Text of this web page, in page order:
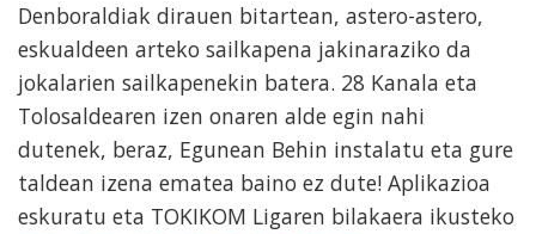
Denboraldiak dirauen bitartean, astero-astero,
eskualdeen arteko sailkapena jakinaraziko da
jokalarien sailkapenekin batera. 28 Kanala eta
Tolosaldearen izen onaren alde egin nahi
dutenek, beraz, Egunean Behin instalatu eta gure
taldean izena ematea baino ez dute! Aplikazioa
eskuratu eta TOKIKOM Ligaren bilakaera ikusteko